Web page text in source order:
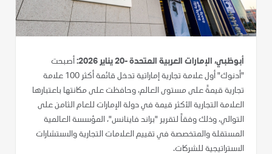
أبوظبي، الإمارات العربية المتحدة -20 يناير 2026:
أصبحت
"أدنوك" أول علامة تجارية إماراتية تدخل قائمة أكثر 100 علامة
تجارية قيمةً على مستوى العالم، وحافظت على مكانتها باعتبارها
العلامة التجارية الأكثر قيمة في دولة الإمارات للعام الثامن على
التوالي، وذلك وفقاً لتقرير "براند فاينانس"، المؤسسة العالمية
المستقلة والمتخصصة في تقييم العلامات التجارية والاستشارات
الاستراتيجية للشركات.